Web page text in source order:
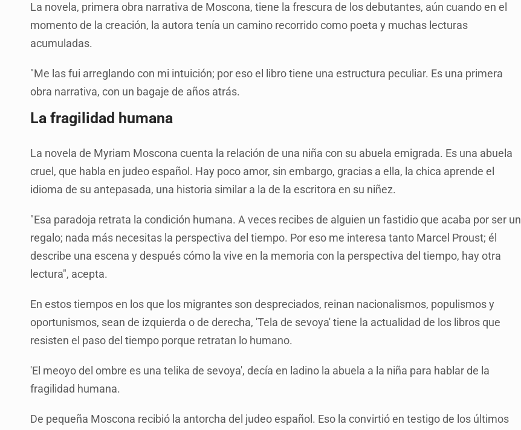
La novela, primera obra narrativa de Moscona, tiene la frescura de los debutantes, aún cuando en el
momento de la creación, la autora tenía un camino recorrido como poeta y muchas lecturas
acumuladas.
"Me las fui arreglando con mi intuición; por eso el libro tiene una estructura peculiar. Es una primera
obra narrativa, con un bagaje de años atrás.
La fragilidad humana
La novela de Myriam Moscona cuenta la relación de una niña con su abuela emigrada. Es una abuela
cruel, que habla en judeo español. Hay poco amor, sin embargo, gracias a ella, la chica aprende el
idioma de su antepasada, una historia similar a la de la escritora en su niñez.
"Esa paradoja retrata la condición humana. A veces recibes de alguien un fastidio que acaba por ser un
regalo; nada más necesitas la perspectiva del tiempo. Por eso me interesa tanto Marcel Proust; él
describe una escena y después cómo la vive en la memoria con la perspectiva del tiempo, hay otra
lectura", acepta.
En estos tiempos en los que los migrantes son despreciados, reinan nacionalismos, populismos y
oportunismos, sean de izquierda o de derecha, 'Tela de sevoya' tiene la actualidad de los libros que
resisten el paso del tiempo porque retratan lo humano.
'El meoyo del ombre es una telika de sevoya', decía en ladino la abuela a la niña para hablar de la
fragilidad humana.
De pequeña Moscona recibió la antorcha del judeo español. Eso la convirtió en testigo de los últimos